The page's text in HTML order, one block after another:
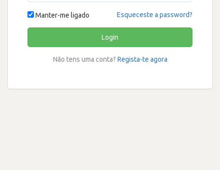
Manter-me ligado Esqueceste a password?
Login
Não tens uma conta? Regista-te agora